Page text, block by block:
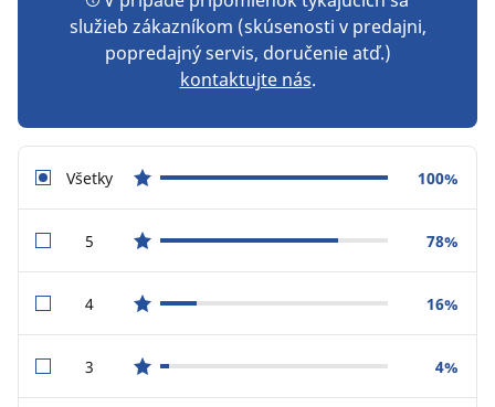
služieb zákazníkom (skúsenosti v predajni,
popredajný servis, doručenie atď.)
kontaktujte nás.
Všetkystar reviews 100%
5star reviews 78%
4star reviews 16%
3star reviews 4%